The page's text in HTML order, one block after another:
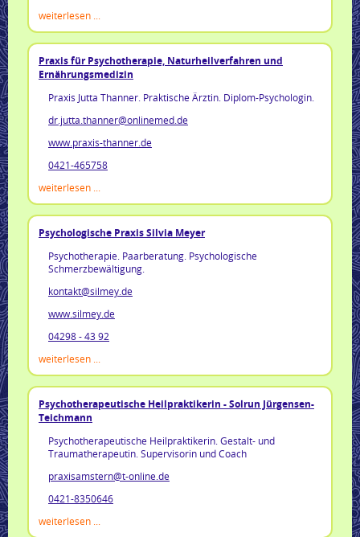
weiterlesen ...
Praxis für Psychotherapie, Naturheilverfahren und
Ernährungsmedizin
Praxis Jutta Thanner. Praktische Ärztin. Diplom-Psychologin.
dr.jutta.thanner@onlinemed.de
www.praxis-thanner.de
0421-465758
weiterlesen ...
Psychologische Praxis Silvia Meyer
Psychotherapie. Paarberatung. Psychologische
Schmerzbewältigung.
kontakt@silmey.de
www.silmey.de
04298 - 43 92
weiterlesen ...
Psychotherapeutische Heilpraktikerin - Solrun Jürgensen-
Teichmann
Psychotherapeutische Heilpraktikerin. Gestalt- und
Traumatherapeutin. Supervisorin und Coach
praxisamstern@t-online.de
0421-8350646
weiterlesen ...